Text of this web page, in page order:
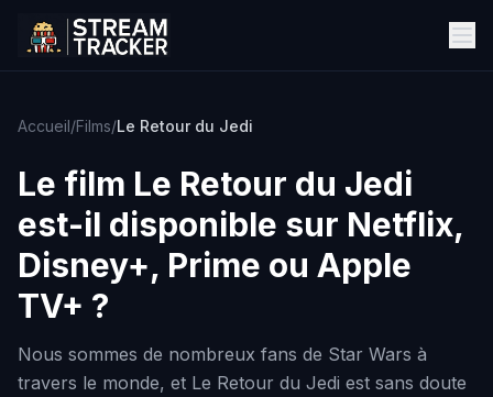
Accueil/Films/Le Retour du Jedi
Le film Le Retour du Jedi
est-il disponible sur Netflix,
Disney+, Prime ou Apple
TV+ ?
Nous sommes de nombreux fans de Star Wars à
travers le monde, et Le Retour du Jedi est sans doute